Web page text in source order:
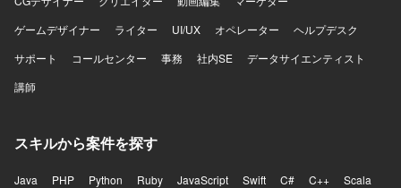
ゲームデザイナー
ライター UI/UX オペレーター
ヘルプデスク
サポート
コールセンター 事務 社内SE
データサイエンティスト
講師
スキルから案件を探す
Java PHP Python Ruby JavaScript Swift C# C++
Scala